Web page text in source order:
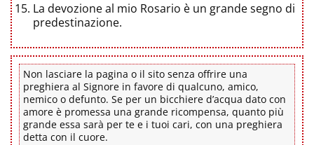
La devozione al mio Rosario è un grande segno di
predestinazione.
Non lasciare la pagina o il sito senza offrire una
preghiera al Signore in favore di qualcuno, amico,
nemico o defunto. Se per un bicchiere d’acqua dato con
amore è promessa una grande ricompensa, quanto più
grande essa sarà per te e i tuoi cari, con una preghiera
detta con il cuore.